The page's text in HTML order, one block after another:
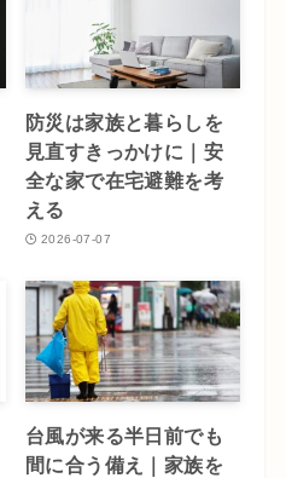
防災は家族と暮らしを
見直すきっかけに｜安
全な家で在宅避難を考
える
2026-07-07
台風が来る半日前でも
間に合う備え｜家族を